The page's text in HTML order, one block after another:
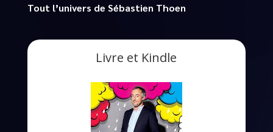
Tout l’univers de Sébastien Thoen
Livre et Kindle